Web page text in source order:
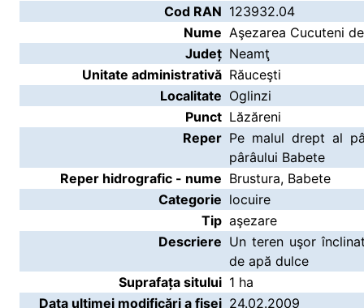
Cod RAN 123932.04
Nume Aşezarea Cucuteni
Județ Neamţ
Unitate administrativă Răuceşti
Localitate Oglinzi
Punct Lăzăreni
Reper Pe malul drept al
pârâului Babete
Reper hidrografic - nume Brustura, Babete
Categorie locuire
Tip aşezare
Descriere Un teren uşor
de apă dulce
Suprafața sitului 1 ha
Data ultimei modificări a fişei 24.02.2009